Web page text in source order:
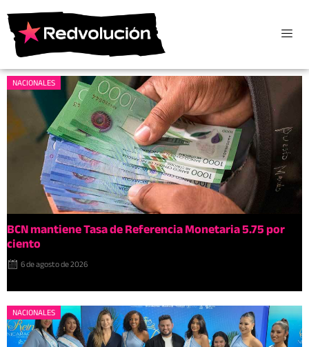
NACIONALES
BCN mantiene Tasa de Referencia Monetaria 5.75 por
ciento
6 de agosto de 2026
NACIONALES